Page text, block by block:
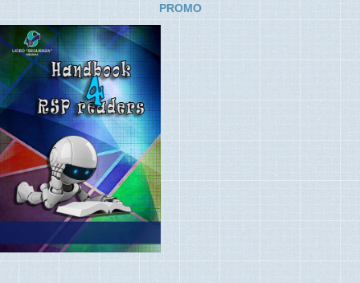
PROMO